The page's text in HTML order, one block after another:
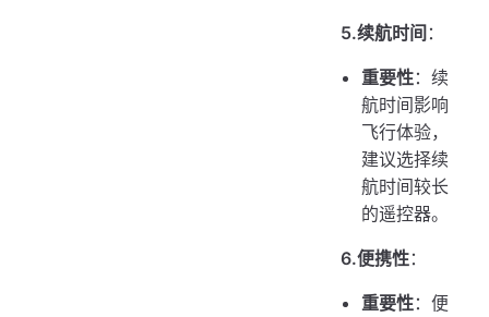
5.续航时间 ：
重要性：续
航时间影响
飞行体验，
建议选择续
航时间较长
的遥控器。
6.便携性：
重要性：便